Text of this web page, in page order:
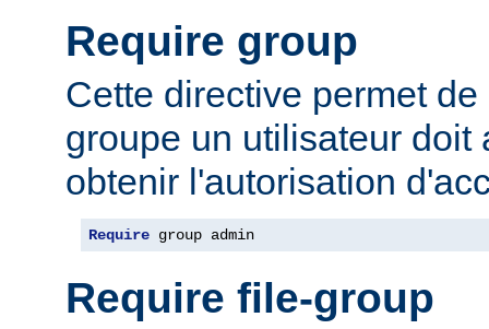
Require group
Cette directive permet
groupe un utilisateur doit
obtenir l'autorisation
Require group admin
Require file-group